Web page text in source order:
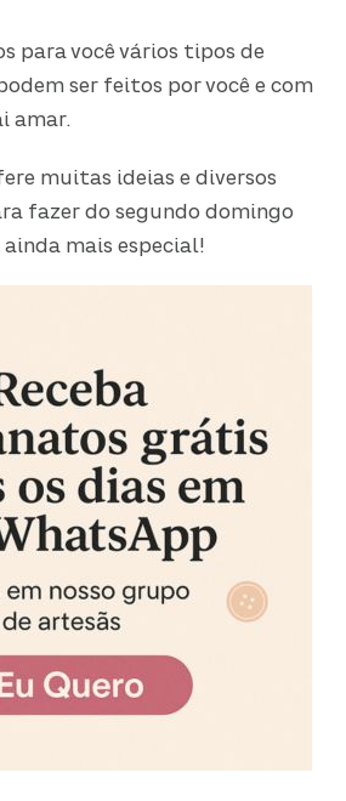
para você vários tipos de
ser feitos por você e com
amar.
muitas ideias e diversos
fazer do segundo domingo
mais especial!